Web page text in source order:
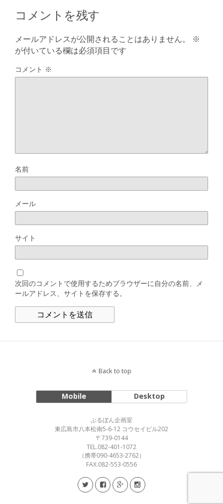
コメントを残す
メールアドレスが公開されることはありません。
※
が付いている欄は必須項目です
コメント ※
名前
メール
サイト
次回のコメントで使用するためブラウザーに自分の名前、メ
ールアドレス、サイトを保存する。
Back to top
Mobile Desktop
ぶるぼん企画室
東広島市八本松南5-6-12 コウセイビル202
〒739-0144
TEL.082-401-1072
（携帯090-4653-2762）
FAX.082-553-0556